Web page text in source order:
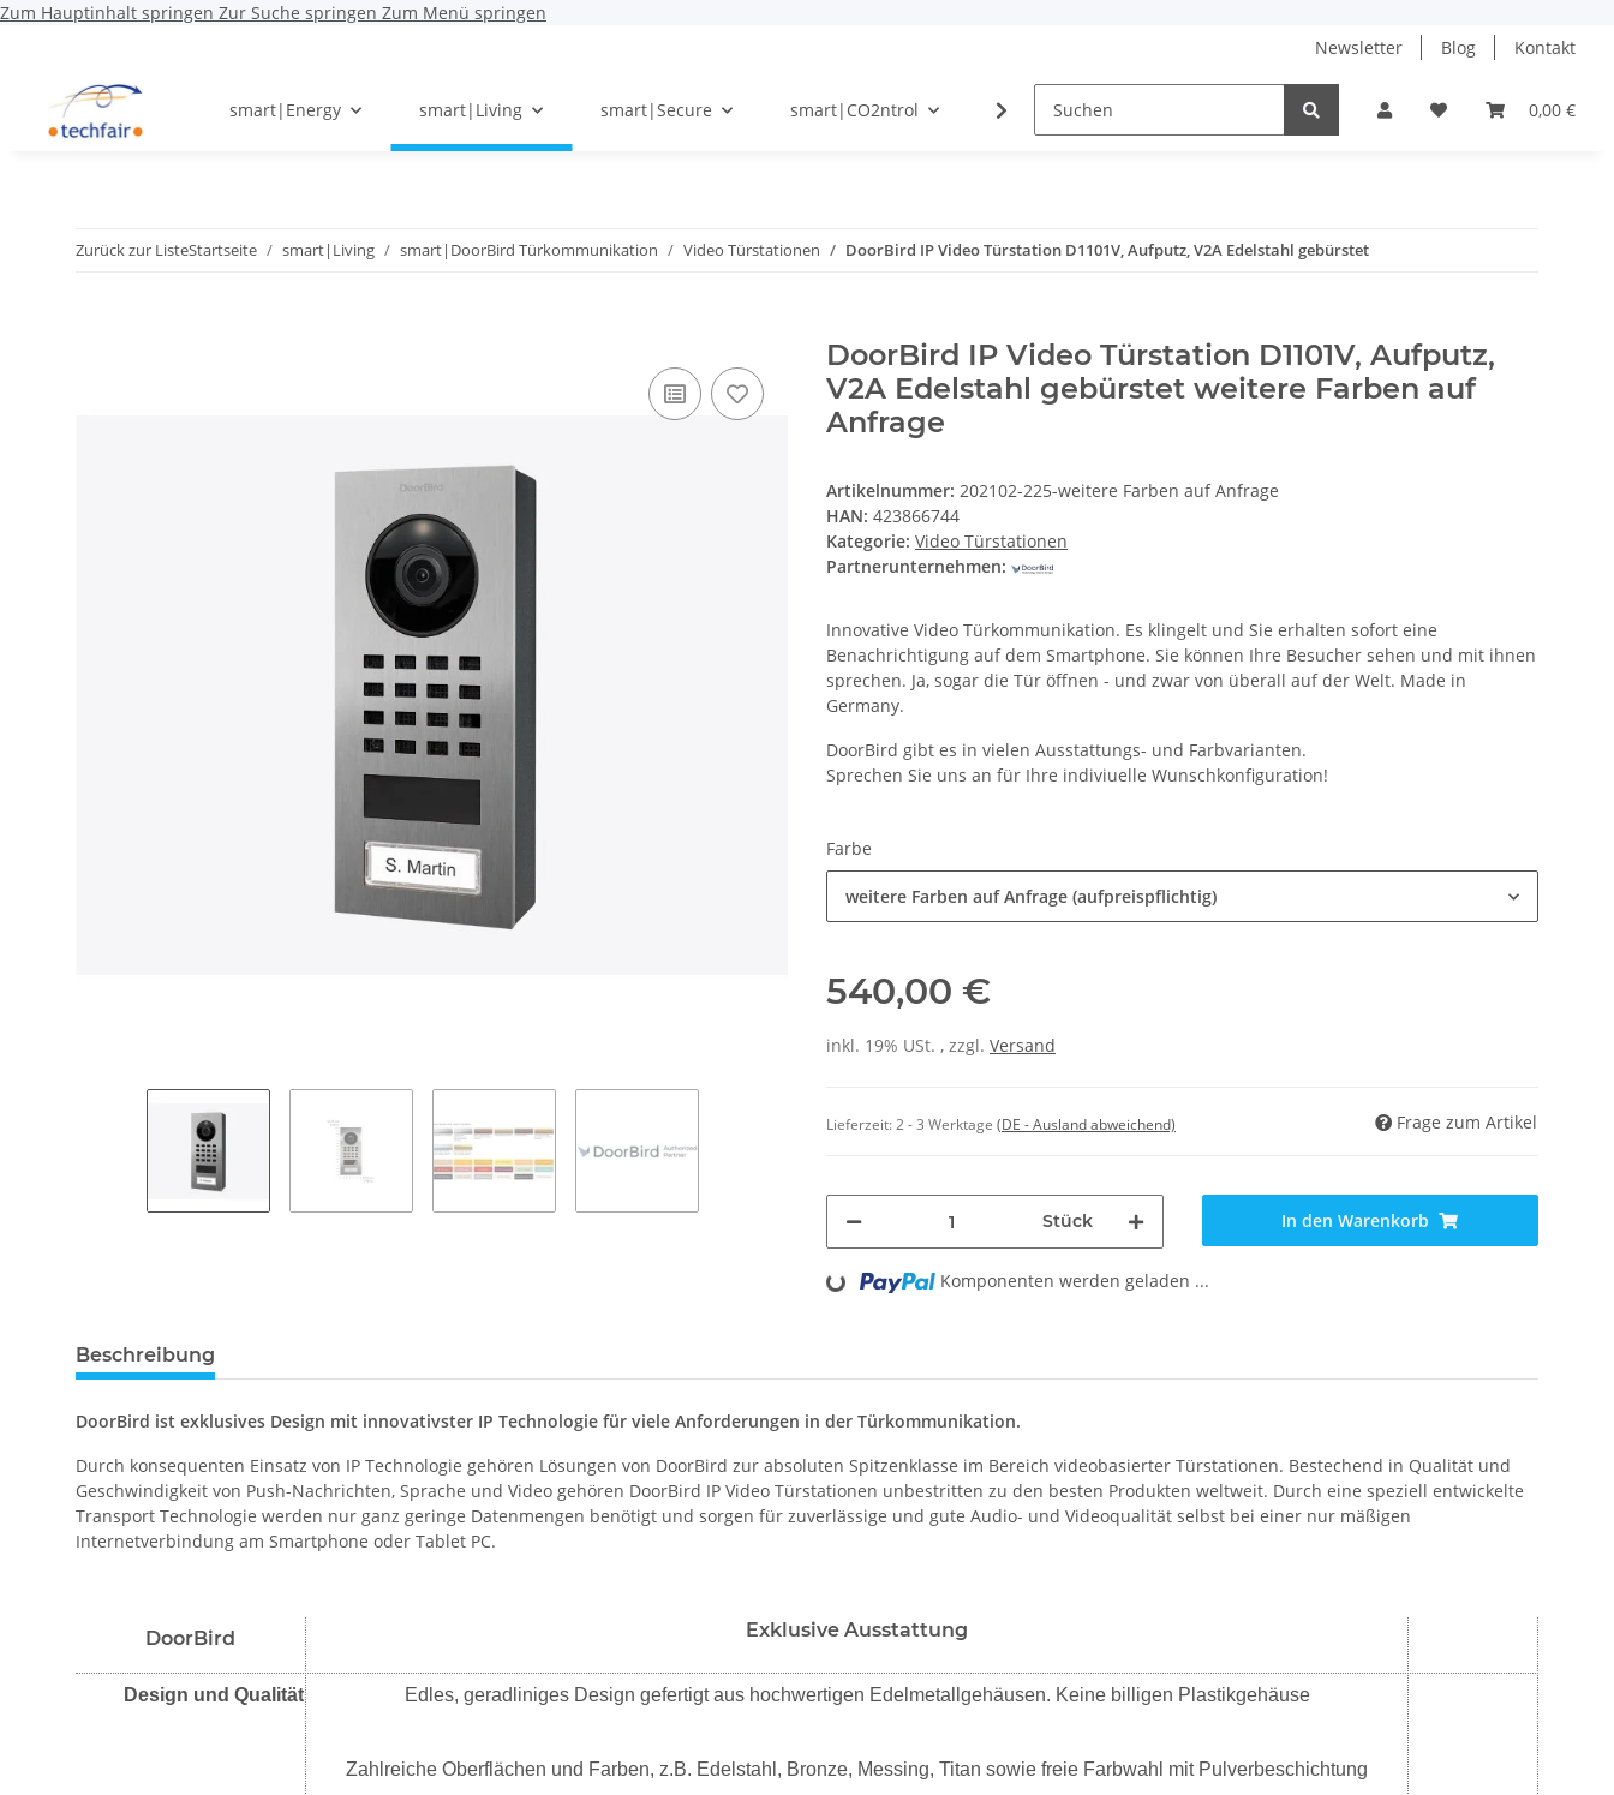
Zum Hauptinhalt springen Zur Suche springen Zum Menü springen
Newsletter
Blog Kontakt
0,00 €
smart|Energy smart|Living smart|Secure smart|CO2ntrol Photovoltaik-Anlagen
Zurück zur ListeStartseite smart|Living smart|DoorBird Türkommunikation Video Türstationen DoorBird IP Video Türstation D1101V, Aufputz, V2A Edelstahl gebürstet
DoorBird IP Video Türstation D1101V, Aufputz,
V2A Edelstahl gebürstet weitere Farben auf
Anfrage
Artikelnummer: 202102-225-weitere Farben auf Anfrage
HAN: 423866744
Kategorie: Video Türstationen
Partnerunternehmen:
Innovative Video Türkommunikation. Es klingelt und Sie erhalten sofort eine
Benachrichtigung auf dem Smartphone. Sie können Ihre Besucher sehen und mit ihnen
sprechen. Ja, sogar die Tür öffnen - und zwar von überall auf der Welt. Made in
Germany.
DoorBird gibt es in vielen Ausstattungs- und Farbvarianten.
Sprechen Sie uns an für Ihre indiviuelle Wunschkonfiguration!
Farbe
weitere Farben auf Anfrage (aufpreispflichtig)
540,00 €
inkl. 19% USt. , zzgl. Versand
Lieferzeit:2 - 3 Werktage (DE - Ausland abweichend) Frage zum Artikel
Stück In den Warenkorb
Loading... Komponenten werden geladen ...
Beschreibung
DoorBird ist exklusives Design mit innovativster IP Technologie für viele Anforderungen in der Türkommunikation.
Durch konsequenten Einsatz von IP Technologie gehören Lösungen von DoorBird zur absoluten Spitzenklasse im Bereich videobasierter Türstationen. Bestechend in Qualität und
Geschwindigkeit von Push-Nachrichten, Sprache und Video gehören DoorBird IP Video Türstationen unbestritten zu den besten Produkten weltweit. Durch eine speziell entwickelte
Transport Technologie werden nur ganz geringe Datenmengen benötigt und sorgen für zuverlässige und gute Audio- und Videoqualität selbst bei einer nur mäßigen
Internetverbindung am Smartphone oder Tablet PC.
DoorBird Exklusive Ausstattung
Design und Qualität Edles, geradliniges Design gefertigt aus hochwertigen Edelmetallgehäusen. Keine billigen Plastikgehäuse
Zahlreiche Oberflächen und Farben, z.B. Edelstahl, Bronze, Messing, Titan sowie freie Farbwahl mit Pulverbeschichtung